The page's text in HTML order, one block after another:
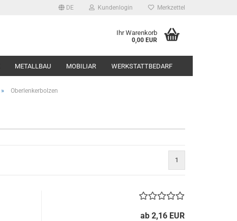
DE Kundenlogin Merkzettel
Ihr Warenkorb
0,00 EUR
METALLBAU MOBILIAR WERKSTATTBEDARF
» Oberlenkerbolzen
1
ab 2,16 EUR